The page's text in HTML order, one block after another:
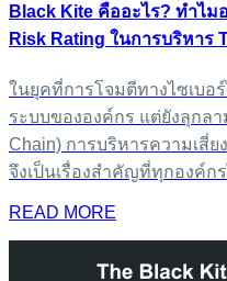
Black Kite คืออะไร? ทำไ
Risk Rating ในการบริหาร
ในยุคที่การโจมตีทางไซเบอ
ระบบขององค์กร แต่ยังลุกล
Chain) การบริหารความเสี่ย
จึงเป็นเรื่องสำคัญที่ทุกองค์ก
READ MORE